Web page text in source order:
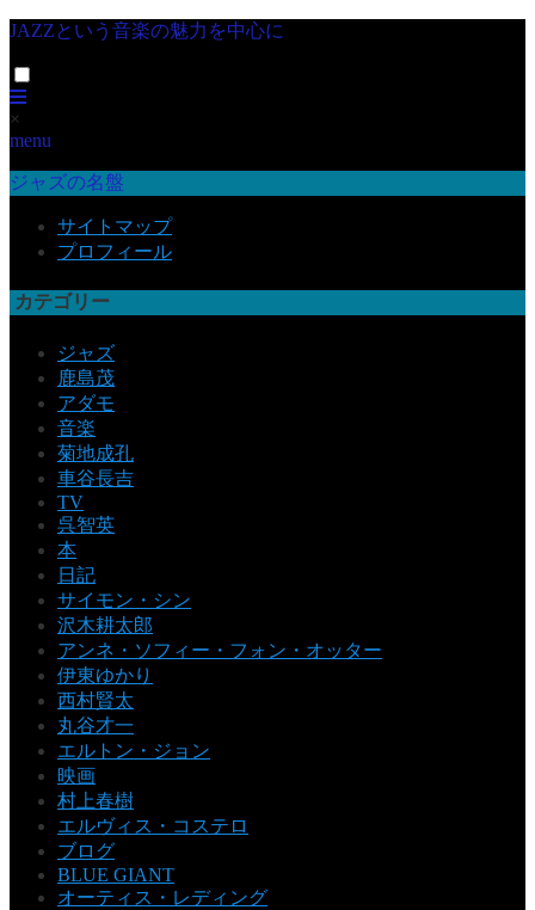
JAZZという音楽の魅力を中心に
×
menu
ジャズの名盤
サイトマップ
プロフィール
カテゴリー
ジャズ
鹿島茂
アダモ
音楽
菊地成孔
車谷長吉
TV
呉智英
本
日記
サイモン・シン
沢木耕太郎
アンネ・ソフィー・フォン・オッター
伊東ゆかり
西村賢太
丸谷才一
エルトン・ジョン
映画
村上春樹
エルヴィス・コステロ
ブログ
BLUE GIANT
オーティス・レディング